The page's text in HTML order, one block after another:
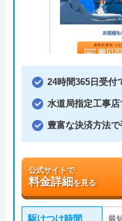
24時間365日受付
水道局指定工事
豊富な決済方法
公式サイトで
料金詳細を見る
駆けつけ時間 最